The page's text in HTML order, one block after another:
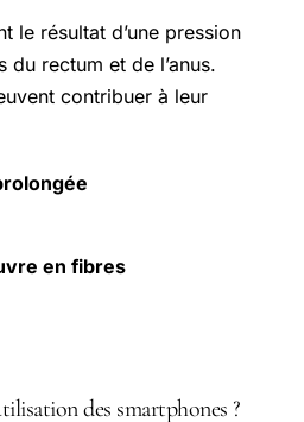
le résultat d’une pression
du rectum et de l’anus.
contribuer à leur
en fibres
des smartphones ?